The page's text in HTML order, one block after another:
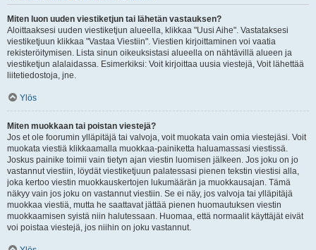
Miten luon uuden viestiketjun tai lähetän vastauksen?
Aloittaaksesi uuden viestiketjun alueella, klikkaa "Uusi Aihe". Vastataksesi
viestiketjuun klikkaa "Vastaa Viestiin". Viestien kirjoittaminen voi vaatia
rekisteröitymisen. Lista sinun oikeuksistasi alueella on nähtävillä alueen ja
viestiketjun alalaidassa. Esimerkiksi: Voit kirjoittaa uusia viestejä, Voit lähettää
liitetiedostoja, jne.
Ylös
Miten muokkaan tai poistan viestejä?
Jos et ole foorumin ylläpitäjä tai valvoja, voit muokata vain omia viestejäsi. Voit
muokata viestiä klikkaamalla muokkaa-painiketta haluamassasi viestissä.
Joskus painike toimii vain tietyn ajan viestin luomisen jälkeen. Jos joku on jo
vastannut viestiin, löydät viestiketjuun palatessasi pienen tekstin viestisi alla,
joka kertoo viestin muokkauskertojen lukumäärän ja muokkausajan. Tämä
näkyy vain jos joku on vastannut viestiin. Se ei näy, jos valvoja tai ylläpitäjä
muokkaa viestiä, mutta he saattavat jättää pienen huomautuksen viestin
muokkaamisen syistä niin halutessaan. Huomaa, että normaalit käyttäjät eivät
voi poistaa viestejä, jos niihin on joku vastannut.